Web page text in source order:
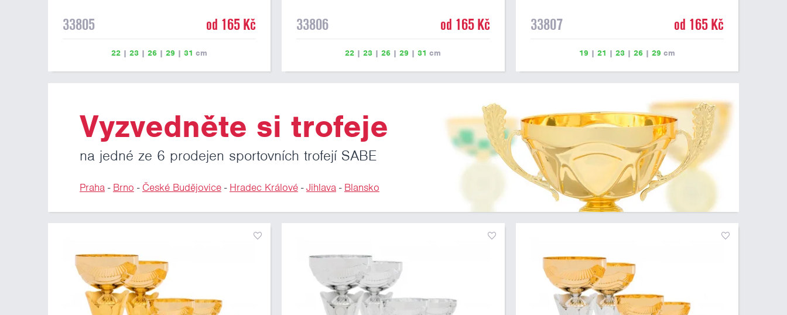
33805 od 165 Kč
22| 23| 26| 29 | 31 cm
33806 od 165 Kč
22 |23 |26 |29 |31 cm
33807 od 165 Kč
19 | 21 | 23| 26| 29 cm
Vyzvedněte si trofeje
na jedné ze 6 prodejen sportovních trofejí SABE
Praha- Brno - České Budějovice- Hradec Králové-Jihlava- Blansko